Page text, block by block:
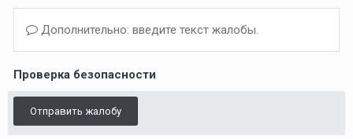
Дополнительно: введите текст жалобы.
Проверка безопасности
Отправить жалобу